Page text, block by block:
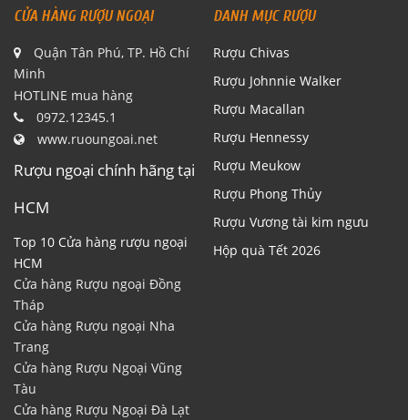
CỬA HÀNG RƯỢU NGOẠI
Quận Tân Phú, TP. Hồ Chí
Minh
HOTLINE mua hàng
0972.12345.1
www.ruoungoai.net
Rượu ngoại chính hãng tại
HCM
Top 10 Cửa hàng rượu ngoại
HCM
Cửa hàng Rượu ngoại Đồng
Tháp
Cửa hàng Rượu ngoại Nha
Trang
Cửa hàng Rượu Ngoại Vũng
Tàu
Cửa hàng Rượu Ngoại Đà Lạt
DANH MỤC RƯỢU
Rượu Chivas
Rượu Johnnie Walker
Rượu Macallan
Rượu Hennessy
Rượu Meukow
Rượu Phong Thủy
Rượu Vương tài kim ngưu
Hộp quà Tết 2026